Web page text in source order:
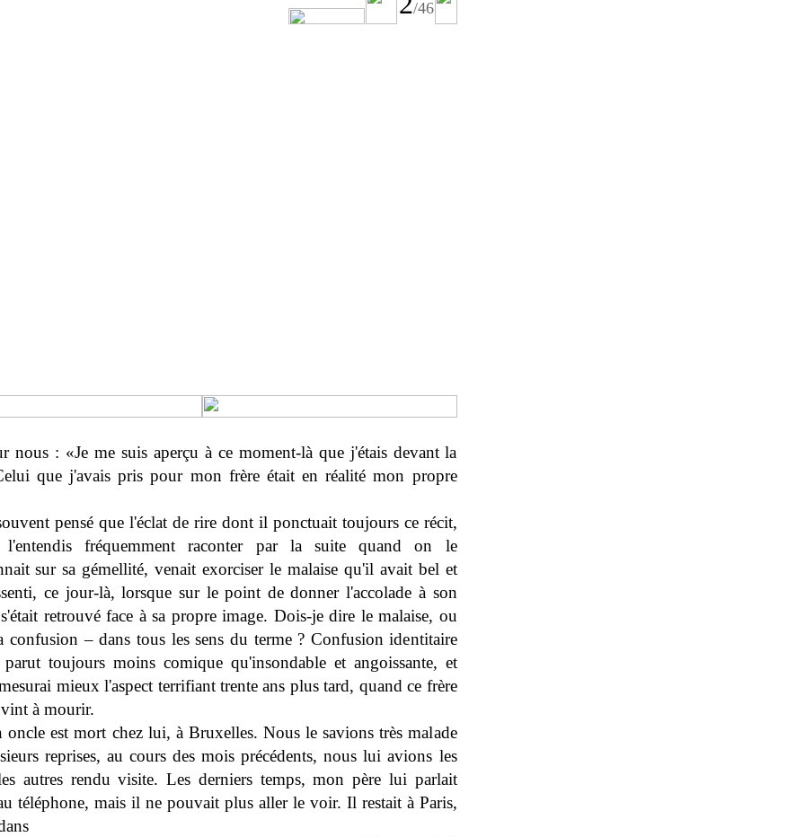
/46
nous : «Je me suis aperçu à ce moment-là que j'étais devant la
que j'avais pris pour mon frère était en réalité mon propre
pensé que l'éclat de rire dont il ponctuait toujours ce récit,
fréquemment raconter par la suite quand on le
sur sa gémellité, venait exorciser le malaise qu'il avait bel et
ce jour-là, lorsque sur le point de donner l'accolade à son
retrouvé face à sa propre image. Dois-je dire le malaise, ou
confusion – dans tous les sens du terme ? Confusion identitaire
toujours moins comique qu'insondable et angoissante, et
mieux l'aspect terrifiant trente ans plus tard, quand ce frère
à mourir.
oncle est mort chez lui, à Bruxelles. Nous le savions très malade
reprises, au cours des mois précédents, nous lui avions les
autres rendu visite. Les derniers temps, mon père lui parlait
téléphone, mais il ne pouvait plus aller le voir. Il restait à Paris,